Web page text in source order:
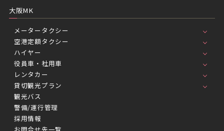
大阪MK
メータータクシー
空港定額タクシー
ハイヤー
役員車・社用車
レンタカー
貸切観光プラン
観光バス
警備/運行管理
採用情報